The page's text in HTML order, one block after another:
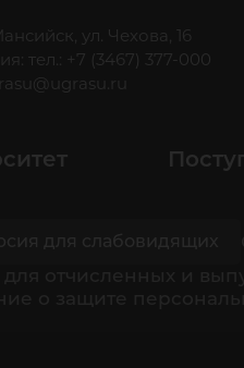
ул. Чехова, 16
тел.: +7 (3467) 377-000